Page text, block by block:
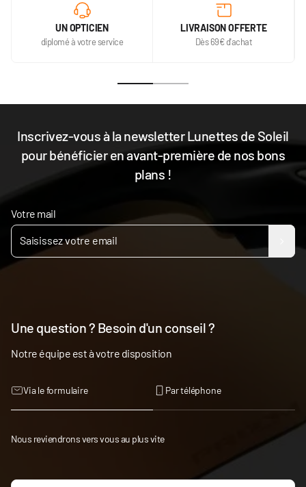
UN OPTICIEN
diplomé à votre service
LIVRAISON OFFERTE
Dès 69€ d'achat
Inscrivez-vous à la newsletter Lunettes de Soleil
pour bénéficier en avant-première de nos bons
plans !
Votre mail
Une question ? Besoin d'un conseil ?
Notre équipe est à votre disposition
Via le formulaire Par téléphone
Nous reviendrons vers vous au plus vite